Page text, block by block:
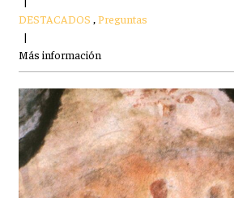
DESTACADOS ,Preguntas
|
Más información